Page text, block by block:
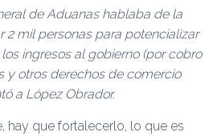
de Aduanas hablaba de la
2 mil personas para potencializar
ingresos al gobierno (por cobro
y otros derechos de comercio
a López Obrador.
hay que fortalecerlo, lo que es